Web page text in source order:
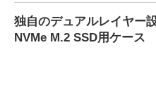
独自のデュアルレイヤー
NVMe M.2 SSD用ケース